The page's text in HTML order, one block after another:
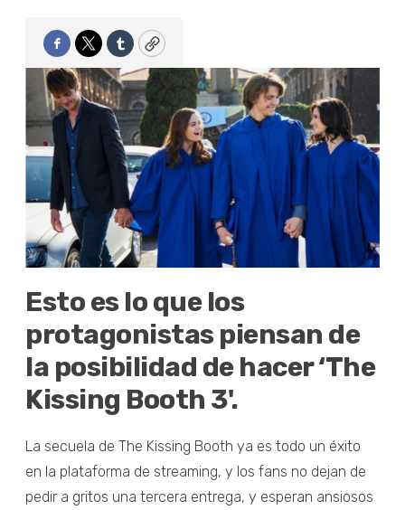
Facebook
TwitterTumblrCopy
Esto es lo que los
protagonistas piensan de
la posibilidad de hacer ‘The
Kissing Booth 3'.
La secuela de The Kissing Booth ya es todo un éxito
en la plataforma de streaming, y los fans no dejan de
pedir a gritos una tercera entrega, y esperan ansiosos